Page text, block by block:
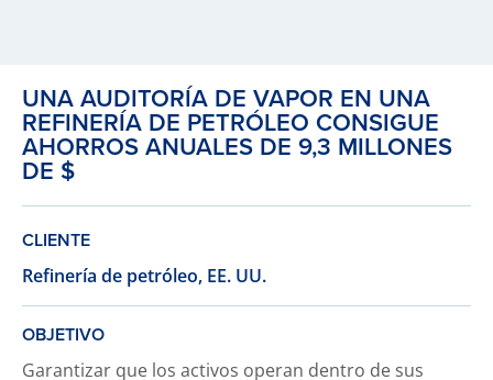
UNA AUDITORÍA DE VAPOR EN UNA
REFINERÍA DE PETRÓLEO CONSIGUE
AHORROS ANUALES DE 9,3 MILLONES
DE $
CLIENTE
Refinería de petróleo, EE. UU.
OBJETIVO
Garantizar que los activos operan dentro de sus